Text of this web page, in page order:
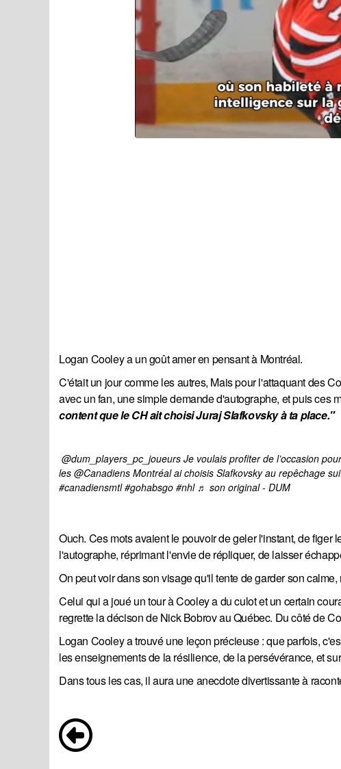
Logan Cooley a un goût amer en pensant à Montréal.
C'était un jour comme les autres, Mais pour l'attaquant des
avec un fan, une simple demande d'autographe, et puis ces
content que le CH ait choisi Juraj Slafkovsky à ta place."
@dum_players_pc_joueurs Je voulais profiter de l’occasion
les @Canadiens Montréal ai choisis Slafkovsky au repêchage
#canadiensmtl #gohabsgo #nhl ♬ son original - DUM
Ouch. Ces mots avaient le pouvoir de geler l'instant, de
l'autographe, réprimant l'envie de répliquer, de laisser
On peut voir dans son visage qu'il tente de garder son
Celui qui a joué un tour à Cooley a du culot et un certain
regrette la décison de Nick Bobrov au Québec. Du côté de
Logan Cooley a trouvé une leçon précieuse : que parfois,
les enseignements de la résilience, de la persévérance, et
Dans tous les cas, il aura une anecdote divertissante à